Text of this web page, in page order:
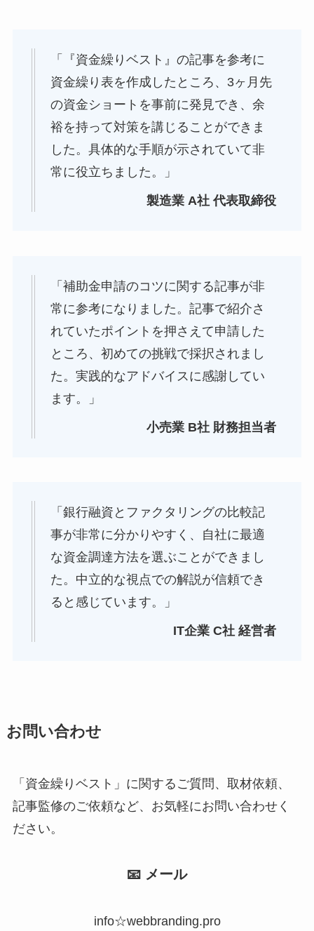
「『資金繰りベスト』の記事を参考に
資金繰り表を作成したところ、3ヶ月先
の資金ショートを事前に発見でき、余
裕を持って対策を講じることができま
した。具体的な手順が示されていて非
常に役立ちました。」
製造業 A社 代表取締役
「補助金申請のコツに関する記事が非
常に参考になりました。記事で紹介さ
れていたポイントを押さえて申請した
ところ、初めての挑戦で採択されまし
た。実践的なアドバイスに感謝してい
ます。」
小売業 B社 財務担当者
「銀行融資とファクタリングの比較記
事が非常に分かりやすく、自社に最適
な資金調達方法を選ぶことができまし
た。中立的な視点での解説が信頼でき
ると感じています。」
IT企業 C社 経営者
お問い合わせ
「資金繰りベスト」に関するご質問、取材依頼、
記事監修のご依頼など、お気軽にお問い合わせく
ださい。
📧 メール
info☆webbranding.pro